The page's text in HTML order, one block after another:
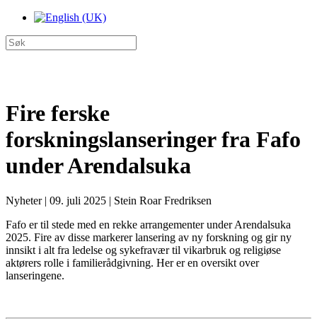
Fire ferske
forskningslanseringer fra Fafo
under Arendalsuka
Nyheter | 09. juli 2025 | Stein Roar Fredriksen
Fafo er til stede med en rekke arrangementer under Arendalsuka
2025. Fire av disse markerer lansering av ny forskning og gir ny
innsikt i alt fra ledelse og sykefravær til vikarbruk og religiøse
aktørers rolle i familierådgivning. Her er en oversikt over
lanseringene.